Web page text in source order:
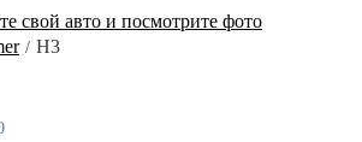
свой авто и посмотрите фото
/ H3